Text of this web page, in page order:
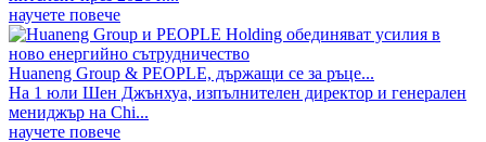
научете повече
Huaneng Group & PEOPLE, държащи се за ръце...
На 1 юли Шен Джънхуа, изпълнителен директор и генерален
мениджър на Chi...
научете повече